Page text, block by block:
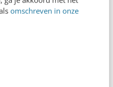
omschreven in onze
5 vragen die je een betere